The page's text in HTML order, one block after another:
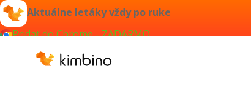
Aktuálne letáky vždy po ruke
Pridať do Chrome - ZADARMO